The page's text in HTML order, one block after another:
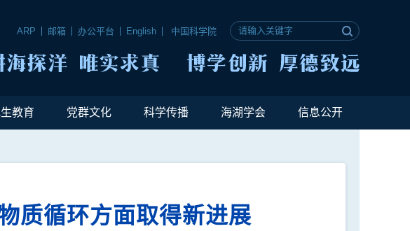
ARP 邮箱 办公平台 English 中国科学院
教育 党群文化 科学传播 海湖学会 信息公开
质循环方面取得新进展